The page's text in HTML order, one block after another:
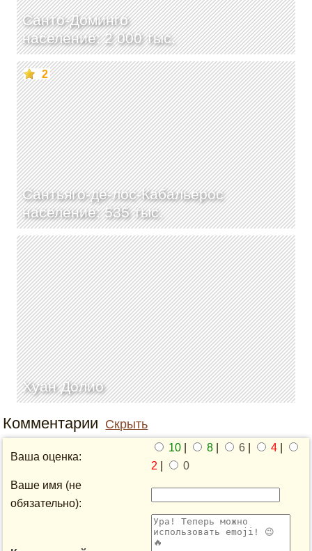
Санто-Доминго
население: 2 000 тыс.
Сантьяго-де-лос-Кабальерос
население: 535 тыс.
2
Хуан Долио
Комментарии Скрыть
Ваша оценка:
10 8 6 4
2
0
Ваше имя (не
обязательно):